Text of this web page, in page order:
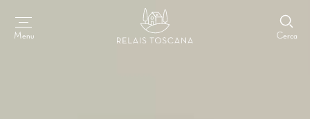
Menu Cerca